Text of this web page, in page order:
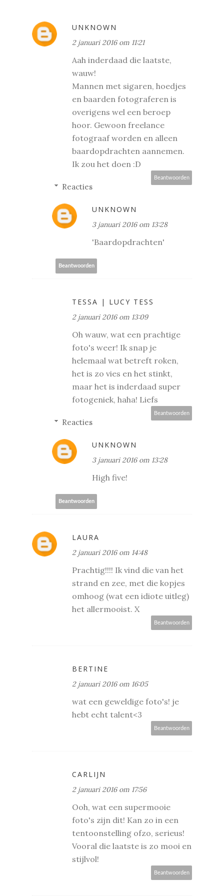
UNKNOWN
2 januari 2016 om 11:21
Aah inderdaad die laatste,
wauw!
Mannen met sigaren, hoedjes
en baarden fotograferen is
overigens wel een beroep
hoor. Gewoon freelance
fotograaf worden en alleen
baardopdrachten aannemen.
Ik zou het doen :D
Beantwoorden
Reacties
UNKNOWN
3 januari 2016 om 13:28
'Baardopdrachten'
Beantwoorden
TESSA | LUCY TESS
2 januari 2016 om 13:09
Oh wauw, wat een prachtige
foto's weer! Ik snap je
helemaal wat betreft roken,
het is zo vies en het stinkt,
maar het is inderdaad super
fotogeniek, haha! Liefs
Beantwoorden
Reacties
UNKNOWN
3 januari 2016 om 13:28
High five!
Beantwoorden
LAURA
2 januari 2016 om 14:48
Prachtig!!!! Ik vind die van het
strand en zee, met die kopjes
omhoog (wat een idiote uitleg)
het allermooist. X
Beantwoorden
BERTINE
2 januari 2016 om 16:05
wat een geweldige foto's! je
hebt echt talent<3
Beantwoorden
CARLIJN
2 januari 2016 om 17:56
Ooh, wat een supermooie
foto's zijn dit! Kan zo in een
tentoonstelling ofzo, serieus!
Vooral die laatste is zo mooi en
stijlvol!
Beantwoorden